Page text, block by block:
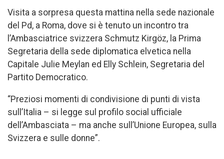
Visita a sorpresa questa mattina nella sede nazionale
del Pd, a Roma, dove si è tenuto un incontro tra
l’Ambasciatrice svizzera Schmutz Kirgöz, la Prima
Segretaria della sede diplomatica elvetica nella
Capitale Julie Meylan ed Elly Schlein, Segretaria del
Partito Democratico.
“Preziosi momenti di condivisione di punti di vista
sull’Italia – si legge sul profilo social ufficiale
dell’Ambasciata – ma anche sull’Unione Europea, sulla
Svizzera e sulle donne”.